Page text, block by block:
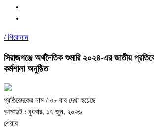
/ শিরোনাম
সিরাজগঞ্জে অর্থনৈতিক শুমারি ২০২৪-এর জাতীয়
কর্মশালা অনুষ্ঠিত
প্রতিবেদকের নাম / ৩৮ বার দেখা হয়েছে
আপডেট : বুধবার, ১৭ জুন, ২০২৬
শেয়ার